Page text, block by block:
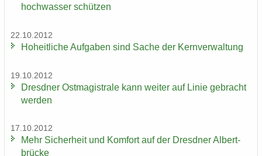
hoch­was­ser schüt­zen
22.10.2012
Ho­heit­li­che Auf­ga­ben sind Sache der Kern­ver­wal­tung
19.10.2012
Dresd­ner Ost­ma­gis­tra­le kann wei­ter auf Linie ge­bracht
wer­den
17.10.2012
Mehr Si­cher­heit und Kom­fort auf der Dresd­ner Al­bert­
brü­cke